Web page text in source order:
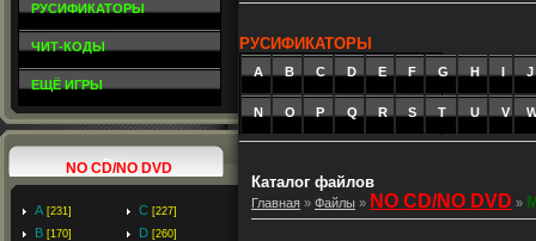
РУСИФИКАТОРЫ
ЧИТ-КОДЫ
ЕЩЁ ИГРЫ
NO CD/NO DVD
A [231] C [227]
B [170] D [260]
РУСИФИКАТОРЫ
A B C D E F G H I J
N O P Q R S T U V
Каталог файлов
Главная » Файлы » NO CD/NO DVD »